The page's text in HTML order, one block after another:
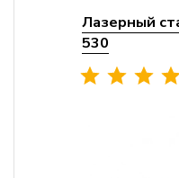
Лазерный
530